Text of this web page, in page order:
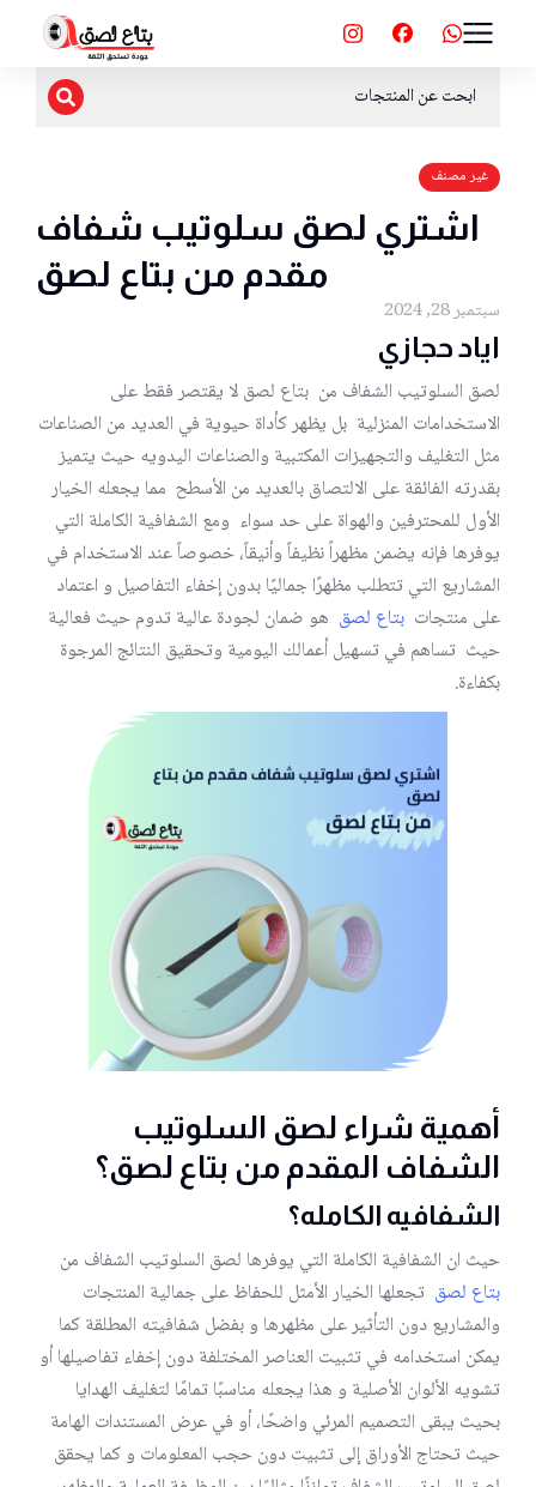
غير مصنف
اشتري لصق سلوتيب شفاف
مقدم من بتاع لصق
سبتمبر 28, 2024
اياد حجازي
لصق السلوتيب الشفاف من بتاع لصق لا يقتصر فقط على
الاستخدامات المنزلية بل يظهر كأداة حيوية في العديد من الصناعات
مثل التغليف والتجهيزات المكتبية والصناعات اليدويه حيث يتميز
بقدرته الفائقة على الالتصاق بالعديد من الأسطح مما يجعله الخيار
الأول للمحترفين والهواة على حد سواء ومع الشفافية الكاملة التي
يوفرها فإنه يضمن مظهراً نظيفاً وأنيقاً، خصوصاً عند الاستخدام في
المشاريع التي تتطلب مظهرًا جماليًا بدون إخفاء التفاصيل و اعتماد
على منتجات بتاع لصق هو ضمان لجودة عالية تدوم حيث فعالية
حيث تساهم في تسهيل أعمالك اليومية وتحقيق النتائج المرجوة
بكفاءة.
أهمية شراء لصق السلوتيب
الشفاف المقدم من بتاع لصق؟
الشفافيه الكامله؟
حيث ان الشفافية الكاملة التي يوفرها لصق السلوتيب الشفاف من
بتاع لصق تجعلها الخيار الأمثل للحفاظ على جمالية المنتجات
والمشاريع دون التأثير على مظهرها و بفضل شفافيته المطلقة كما
يمكن استخدامه في تثبيت العناصر المختلفة دون إخفاء تفاصيلها أو
تشويه الألوان الأصلية و هذا يجعله مناسبًا تمامًا لتغليف الهدايا
بحيث يبقى التصميم المرئي واضحًا، أو في عرض المستندات الهامة
حيث تحتاج الأوراق إلى تثبيت دون حجب المعلومات و كما يحقق